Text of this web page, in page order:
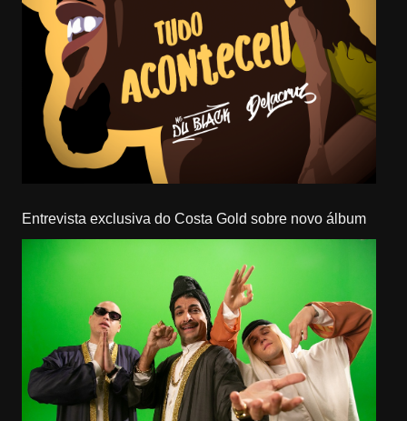
Entrevista exclusiva do Costa Gold sobre novo álbum